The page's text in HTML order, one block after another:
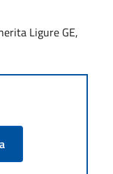
Ligure GE,